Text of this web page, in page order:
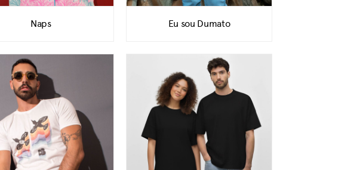
Naps Eu sou Dumato